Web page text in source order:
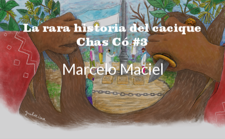
La rara historia del cacique
Chas Có #3
Marcelo Maciel